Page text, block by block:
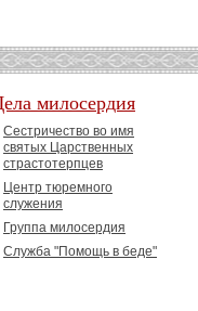
милосердия
Сестричество во имя
святых Царственных
страстотерпцев
Центр тюремного
служения
Группа милосердия
Служба "Помощь в беде"